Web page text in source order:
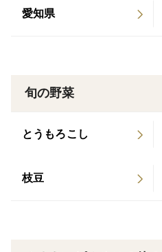
愛知県
旬の野菜
とうもろこし
枝豆